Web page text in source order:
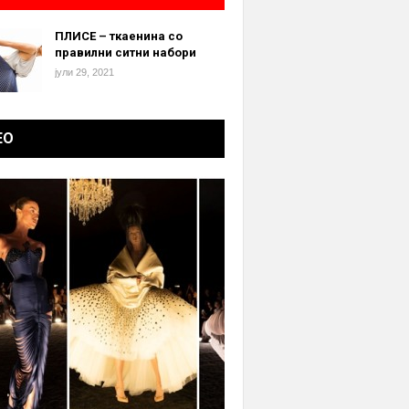
ПЛИСЕ – ткаенина со
правилни ситни набори
јули 29, 2021